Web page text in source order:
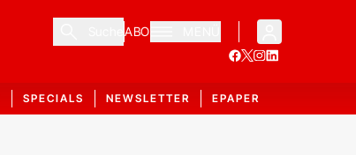
ABO
SPECIALS NEWSLETTER EPAPER